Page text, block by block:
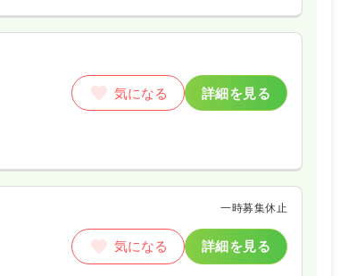
気になる 詳細を見る
一時募集休止
気になる 詳細を見る